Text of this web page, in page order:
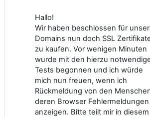
Hallo!
Wir haben beschlossen für
Domains nun doch SSL
zu kaufen. Vor wenigen Minuten
wurde mit den hierzu
Tests begonnen und ich würde
mich nun freuen, wenn ich
Rückmeldung von den
deren Browser
anzeigen. Bitte teilt mir in